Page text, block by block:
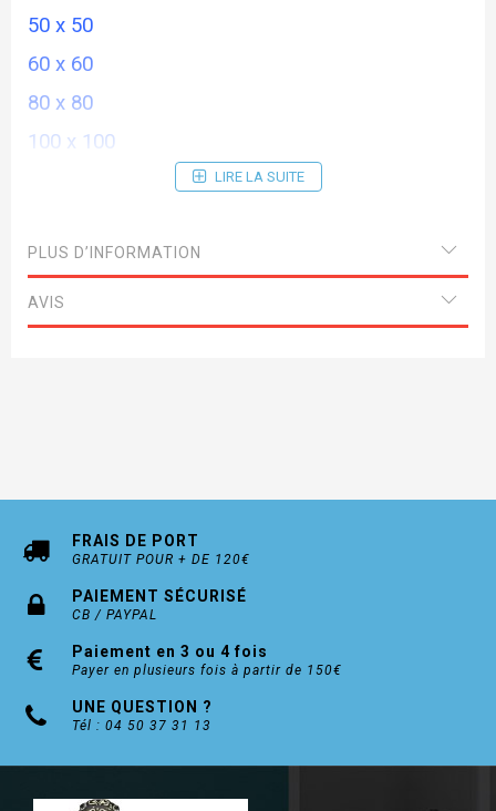
50 x 50
60 x 60
80 x 80
100 x 100
LIRE LA SUITE
PLUS D’INFORMATION
AVIS
FRAIS DE PORT
GRATUIT POUR + DE 120€
PAIEMENT SÉCURISÉ
CB / PAYPAL
Paiement en 3 ou 4 fois
Payer en plusieurs fois à partir de 150€
UNE QUESTION ?
Tél : 04 50 37 31 13